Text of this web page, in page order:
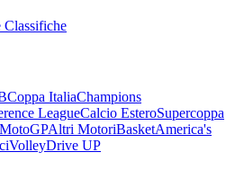
Classifiche
Coppa ItaliaChampions
LeagueCalcio EsteroSupercoppa
MotoGPAltri MotoriBasketAmerica's
VolleyDrive UP